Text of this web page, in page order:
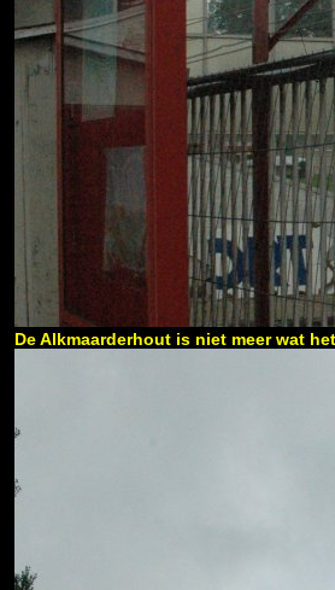
De Alkmaarderhout is niet meer wat